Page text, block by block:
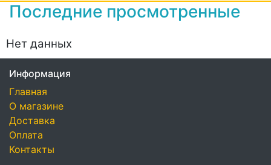
Последние просмотренные
Нет данных
Информация
Главная
О магазине
Доставка
Оплата
Контакты